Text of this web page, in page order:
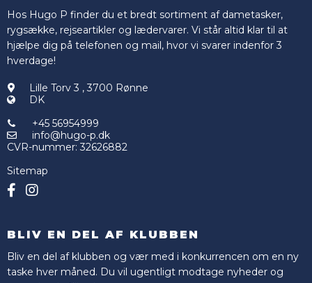
Hos Hugo P finder du et bredt sortiment af dametasker,
rygsække, rejseartikler og lædervarer. Vi står altid klar til at
hjælpe dig på telefonen og mail, hvor vi svarer indenfor 3
hverdage!
Lille Torv 3 ,3700 Rønne
DK
+45 56954999
info@hugo-p.dk
CVR-nummer: 32626882
Sitemap
BLIV EN DEL AF KLUBBEN
Bliv en del af klubben og vær med i konkurrencen om en ny
taske hver måned. Du vil ugentligt modtage nyheder og